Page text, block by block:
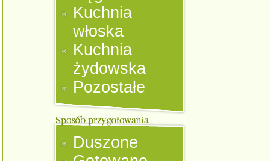
Kuchnia
włoska
Kuchnia
żydowska
Pozostałe
Duszone